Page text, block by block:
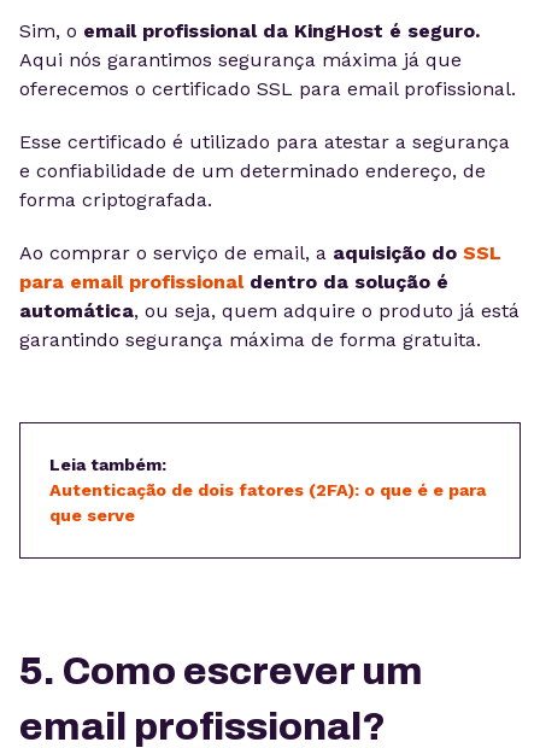
Sim, o email profissional da KingHost é seguro.
Aqui nós garantimos segurança máxima já que
oferecemos o certificado SSL para email profissional.
Esse certificado é utilizado para atestar a segurança
e confiabilidade de um determinado endereço, de
forma criptografada.
Ao comprar o serviço de email, a aquisição do SSL
para email profissional dentro da solução é
automática, ou seja, quem adquire o produto já está
garantindo segurança máxima de forma gratuita.
Leia também:
Autenticação de dois fatores (2FA): o que é e para
que serve
5. Como escrever um
email profissional?